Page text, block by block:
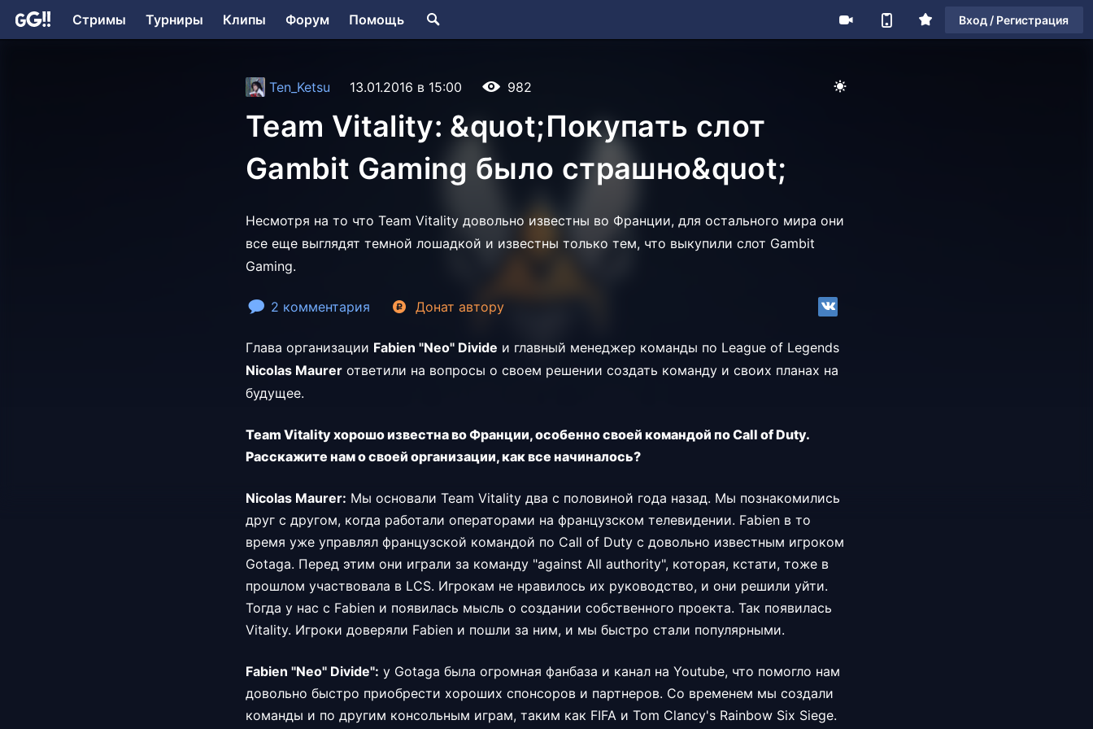
Стримы Турниры Клипы Форум Помощь Вход / Регистрация
Ten_Ketsu 13.01.2016 в 15:00 982
Team Vitality: &quot;Покупать слот
Gambit Gaming было страшно&quot;
Несмотря на то что Team Vitality довольно известны во Франции, для остального мира они
все еще выглядят темной лошадкой и известны только тем, что выкупили слот Gambit
Gaming.
2 комментария Донат автору
Глава организации Fabien "Neo" Divide и главный менеджер команды по League of Legends
Nicolas Maurer ответили на вопросы о своем решении создать команду и своих планах на
будущее.
Team Vitality хорошо известна во Франции, особенно своей командой по Call of Duty.
Расскажите нам о своей организации, как все начиналось?
Nicolas Maurer: Мы основали Team Vitality два с половиной года назад. Мы познакомились
друг с другом, когда работали операторами на французском телевидении. Fabien в то
время уже управлял французской командой по Call of Duty с довольно известным игроком
Gotaga. Перед этим они играли за команду "against All authority", которая, кстати, тоже в
прошлом участвовала в LCS. Игрокам не нравилось их руководство, и они решили уйти.
Тогда у нас с Fabien и появилась мысль о создании собственного проекта. Так появилась
Vitality. Игроки доверяли Fabien и пошли за ним, и мы быстро стали популярными.
Fabien "Neo" Divide": у Gotaga была огромная фанбаза и канал на Youtube, что помогло нам
довольно быстро приобрести хороших спонсоров и партнеров. Со временем мы создали
команды и по другим консольным играм, таким как FIFA и Tom Clancy's Rainbow Six Siege.